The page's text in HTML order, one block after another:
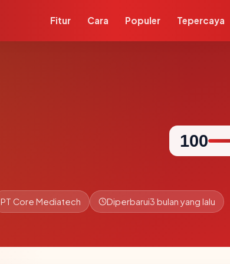
Fitur Cara Populer Tepercaya
100
PT Core Mediatech Diperbarui3 bulan yang lalu